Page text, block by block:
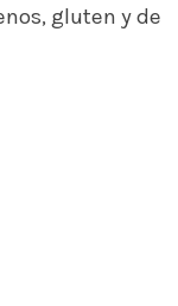
gluten y de